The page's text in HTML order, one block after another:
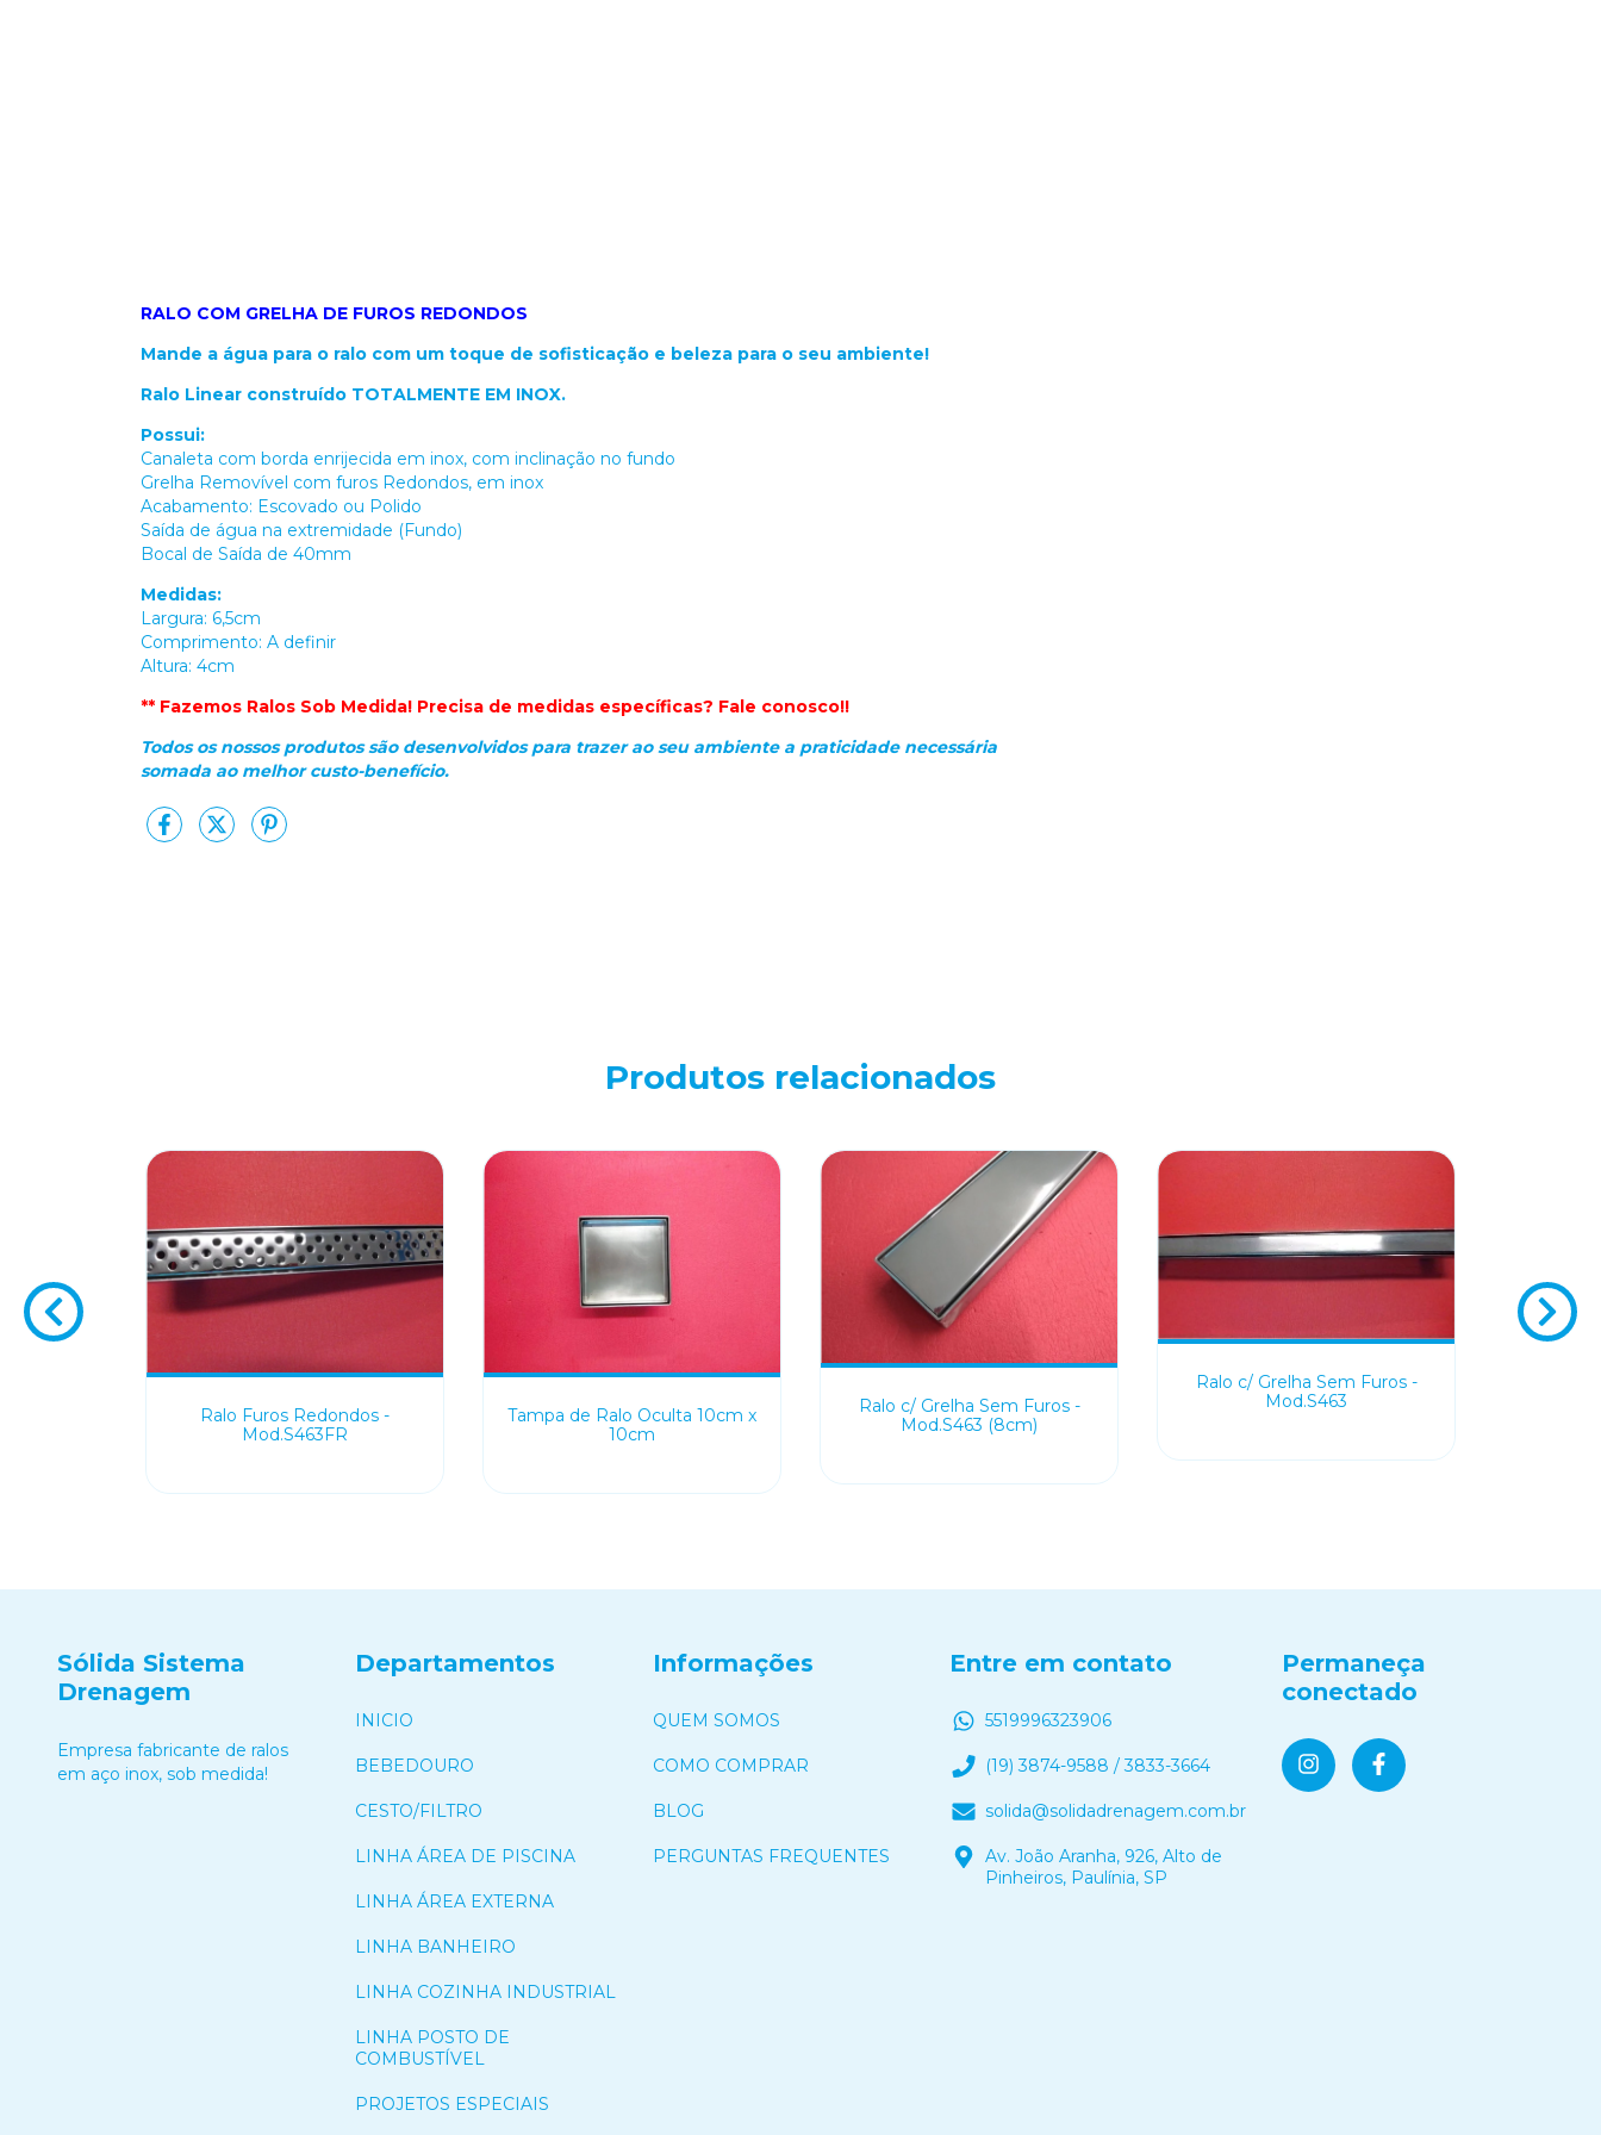
RALO COM GRELHA DE FUROS REDONDOS
Mande a água para o ralo com um toque de sofisticação e beleza para o seu ambiente!
Ralo Linear construído TOTALMENTE EM INOX.
Possui:
Canaleta com borda enrijecida em inox, com inclinação no fundo
Grelha Removível com furos Redondos, em inox
Acabamento: Escovado ou Polido
Saída de água na extremidade (Fundo)
Bocal de Saída de 40mm
Medidas:
Largura: 6,5cm
Comprimento: A definir
Altura: 4cm
** Fazemos Ralos Sob Medida! Precisa de medidas específicas? Fale conosco!!
Todos os nossos produtos são desenvolvidos para trazer ao seu ambiente a praticidade necessária
somada ao melhor custo-benefício.
Produtos relacionados
Ralo Furos Redondos -
Mod.S463FR
Tampa de Ralo Oculta 10cm x
10cm
Ralo c/ Grelha Sem Furos -
Mod.S463 (8cm)
Ralo c/ Grelha Sem Furos -
Mod.S463
Sólida Sistema
Drenagem
Empresa fabricante de ralos
em aço inox, sob medida!
Departamentos
INICIO
BEBEDOURO
CESTO/FILTRO
LINHA ÁREA DE PISCINA
LINHA ÁREA EXTERNA
LINHA BANHEIRO
LINHA COZINHA INDUSTRIAL
LINHA POSTO DE
COMBUSTÍVEL
PROJETOS ESPECIAIS
Informações
QUEM SOMOS
COMO COMPRAR
BLOG
PERGUNTAS FREQUENTES
Entre em contato
5519996323906
(19) 3874-9588 / 3833-3664
solida@solidadrenagem.com.br
Av. João Aranha, 926, Alto de
Pinheiros, Paulínia, SP
Permaneça
conectado